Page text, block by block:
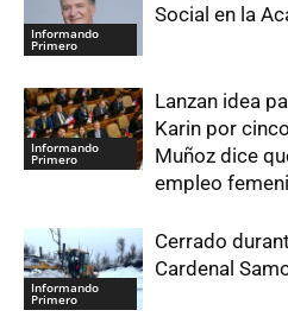
Informando
Primero
Social en la
Informando
Primero
Lanzan idea
Karin por
Muñoz dice
empleo
Informando
Primero
Cerrado
Cardenal